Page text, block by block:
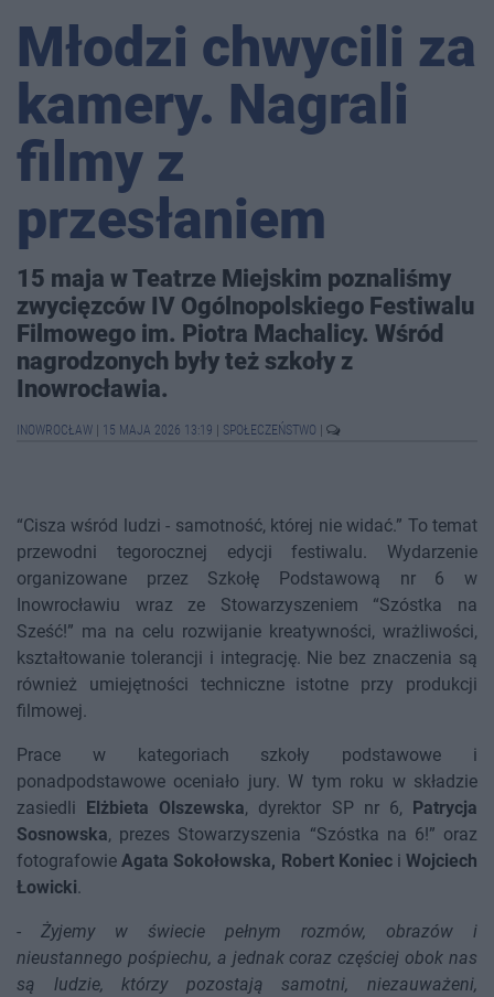
Młodzi chwycili za
kamery. Nagrali
filmy z
przesłaniem
15 maja w Teatrze Miejskim poznaliśmy
zwycięzców IV Ogólnopolskiego Festiwalu
Filmowego im. Piotra Machalicy. Wśród
nagrodzonych były też szkoły z
Inowrocławia.
INOWROCŁAW 15 MAJA 2026 13:19 SPOŁECZEŃSTWO
“Cisza wśród ludzi - samotność, której nie widać.” To temat
przewodni tegorocznej edycji festiwalu. Wydarzenie
organizowane przez Szkołę Podstawową nr 6 w
Inowrocławiu wraz ze Stowarzyszeniem “Szóstka na
Sześć!” ma na celu rozwijanie kreatywności, wrażliwości,
kształtowanie tolerancji i integrację. Nie bez znaczenia są
również umiejętności techniczne istotne przy produkcji
filmowej.
Prace w kategoriach szkoły podstawowe i
ponadpodstawowe oceniało jury. W tym roku w składzie
zasiedli
Elżbieta Olszewska, dyrektor SP nr 6,
Patrycja
Sosnowska, prezes Stowarzyszenia “Szóstka na 6!” oraz
fotografowieAgata Sokołowska, Robert KonieciWojciech
Łowicki.
- Żyjemy w świecie pełnym rozmów, obrazów i
nieustannego pośpiechu, a jednak coraz częściej obok nas
są ludzie, którzy pozostają samotni, niezauważeni,